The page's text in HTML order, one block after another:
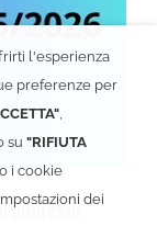
l'esperienza
preferenze per
su "RIFIUTA
i cookie
dei